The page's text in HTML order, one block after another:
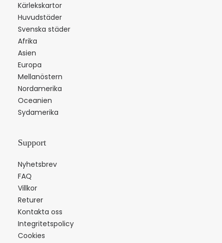
Kärlekskartor
Huvudstäder
Svenska städer
Afrika
Asien
Europa
Mellanöstern
Nordamerika
Oceanien
Sydamerika
Support
Nyhetsbrev
FAQ
Villkor
Returer
Kontakta oss
Integritetspolicy
Cookies